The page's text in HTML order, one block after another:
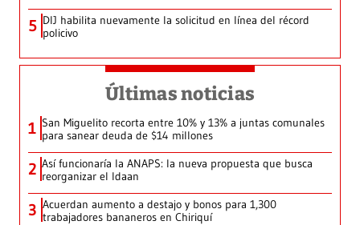
5 DIJ habilita nuevamente la solicitud en línea del récord
policivo
Últimas noticias
1 San Miguelito recorta entre 10% y 13% a juntas comunales
para sanear deuda de $14 millones
2 Así funcionaría la ANAPS: la nueva propuesta que busca
reorganizar el Idaan
3 Acuerdan aumento a destajo y bonos para 1,300
trabajadores bananeros en Chiriquí